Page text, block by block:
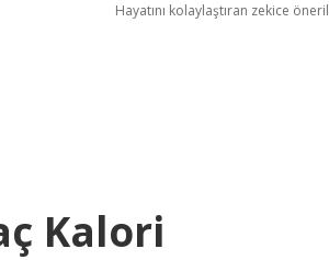
Hayatını kolaylaştıran zekice
Kalori